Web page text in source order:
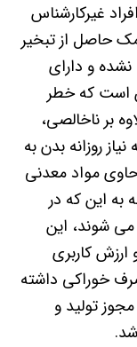
غیرکارشناس
حاصل از تبخیر
و دارای
است که خطر
بر ناخالصی،
روزانه بدن به
مواد معدنی
به این که در
می شوند، این
کاربری
خوراکی داشته
تولید و